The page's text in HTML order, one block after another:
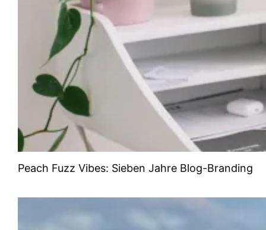
Peach Fuzz Vibes: Sieben Jahre Blog-Branding